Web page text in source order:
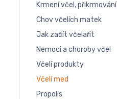
Krmení včel, přikrmování
Chov včelích matek
Jak začít včelařit
Nemoci a choroby včel
Včelí produkty
Včelí med
Propolis